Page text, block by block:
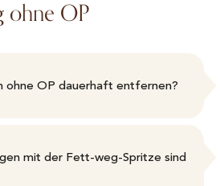
ohne OP
ohne OP dauerhaft entfernen?
mit der Fett-weg-Spritze sind